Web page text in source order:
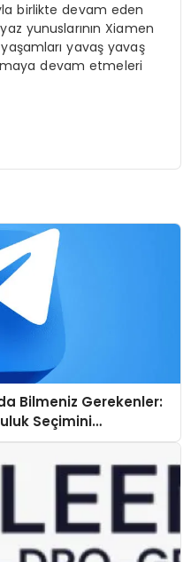
birlikte devam eden
yunuslarının Xiamen
yavaş yavaş
devam etmeleri
Bilmeniz Gerekenler:
Seçimini